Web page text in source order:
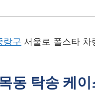
랑구 서울로 폴스타
동 탁송 케